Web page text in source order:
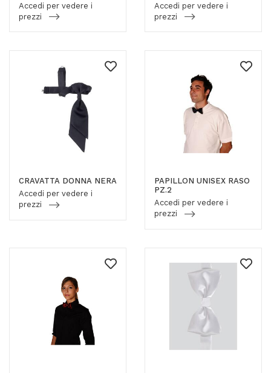
Accedi per vedere i
prezzi
Accedi per vedere i
prezzi
CRAVATTA DONNA NERA
Accedi per vedere i
prezzi
PAPILLON UNISEX RASO
PZ.2
Accedi per vedere i
prezzi